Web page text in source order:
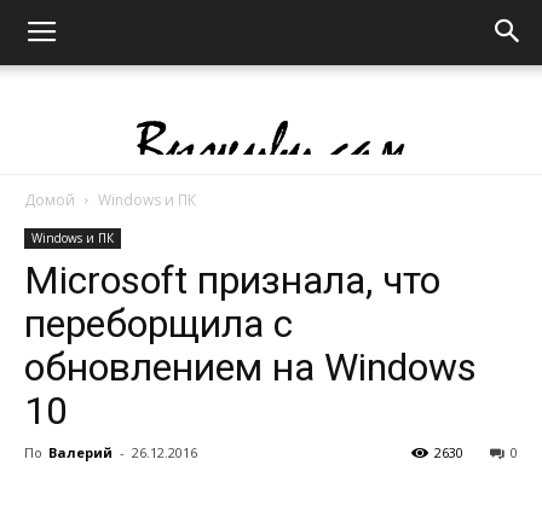
сам
Домой Windows и ПК
Windows и ПК
Microsoft признала, что
переборщила с
обновлением на Windows
10
По Валерий - 26.12.2016 0
2630